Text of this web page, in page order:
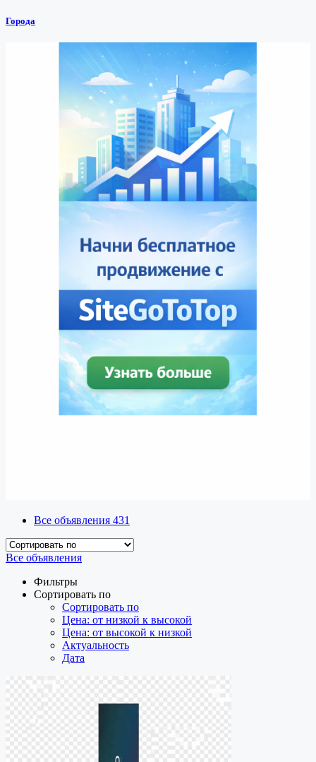
Города
Все объявления 431
Все объявления
Фильтры
Сортировать по
Сортировать по
Цена: от низкой к высокой
Цена: от высокой к низкой
Актуальность
Дата